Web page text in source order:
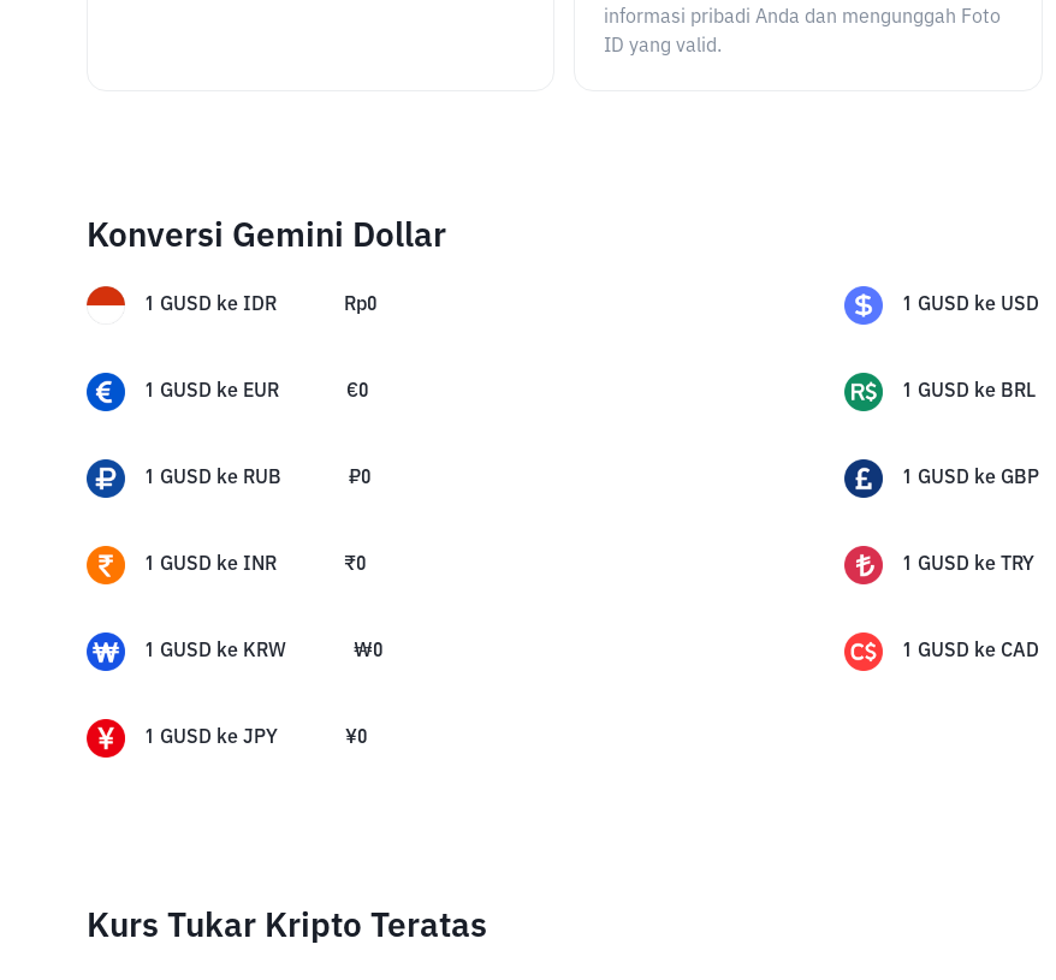
informasi pribadi Anda dan mengunggah Foto
ID yang valid.
Konversi Gemini Dollar
1 GUSD ke IDR Rp0 1 GUSD ke USD
1 GUSD ke EUR €0 1 GUSD ke BRL
1 GUSD ke RUB ₽0 1 GUSD ke GBP
1 GUSD ke INR ₹0 1 GUSD ke TRY
1 GUSD ke KRW ₩0 1 GUSD ke CAD
1 GUSD ke JPY ¥0
Kurs Tukar Kripto Teratas